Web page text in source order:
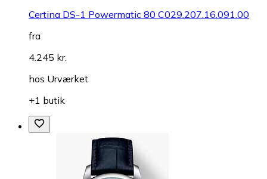
Certina DS-1 Powermatic 80 C029.207.16.091.00
fra
4.245 kr.
hos Urværket
+1 butik